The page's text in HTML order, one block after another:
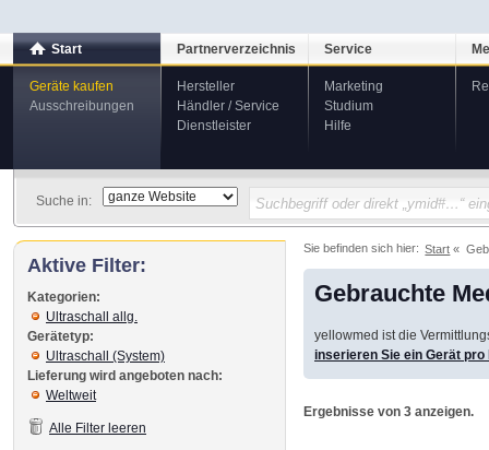
Start
Geräte kaufen
Ausschreibungen
Partnerverzeichnis
Hersteller
Händler / Service
Dienstleister
Service
Marketing
Studium
Hilfe
Suche in:
Sie befinden sich hier: Start
Gebrauchte
yellowmed ist die
inserieren Sie ein Gerät
Ergebnisse von 3 anzeigen.
Aktive Filter:
Kategorien:
Ultraschall allg.
Gerätetyp:
Ultraschall (System)
Lieferung wird angeboten nach:
Weltweit
Alle Filter leeren